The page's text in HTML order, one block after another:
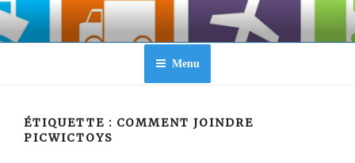
Aller
contenu
Menu
ÉTIQUETTE : COMMENT JOINDRE
PICWICTOYS